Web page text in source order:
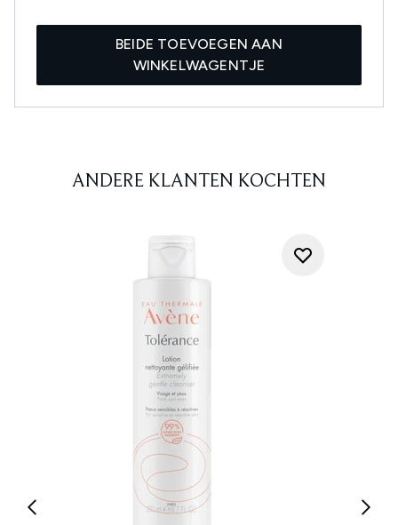
BEIDE TOEVOEGEN AAN
WINKELWAGENTJE
ANDERE KLANTEN KOCHTEN